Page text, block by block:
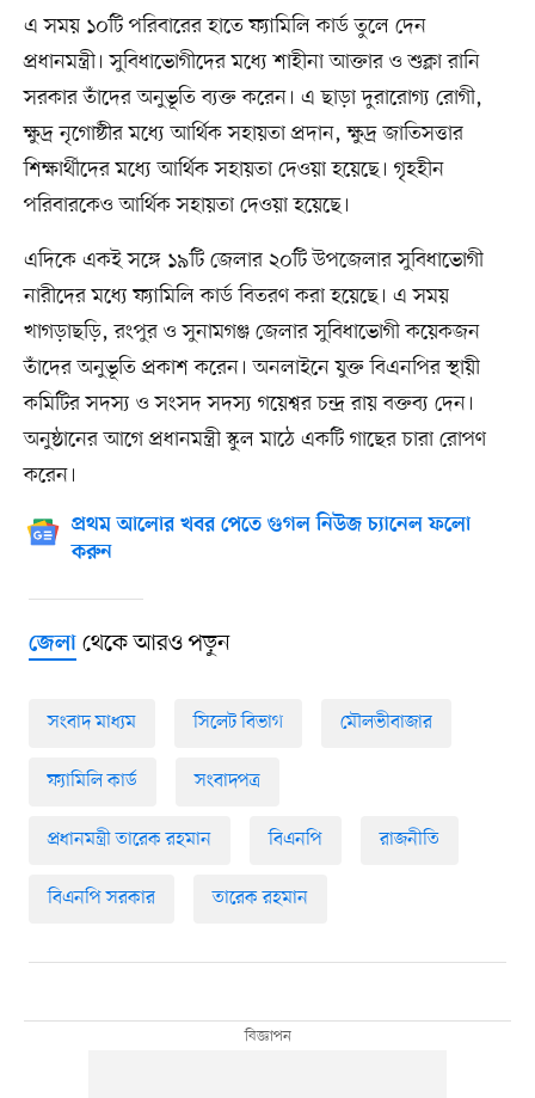
এ সময় ১০টি পরিবারের হাতে ফ্যামিলি কার্ড তুলে দেন
প্রধানমন্ত্রী। সুবিধাভোগীদের মধ্যে শাহীনা আক্তার ও শুক্লা রানি
সরকার তাঁদের অনুভূতি ব্যক্ত করেন। এ ছাড়া দুরারোগ্য রোগী,
ক্ষুদ্র নৃগোষ্ঠীর মধ্যে আর্থিক সহায়তা প্রদান, ক্ষুদ্র জাতিসত্তার
শিক্ষার্থীদের মধ্যে আর্থিক সহায়তা দেওয়া হয়েছে। গৃহহীন
পরিবারকেও আর্থিক সহায়তা দেওয়া হয়েছে।
এদিকে একই সঙ্গে ১৯টি জেলার ২০টি উপজেলার সুবিধাভোগী
নারীদের মধ্যে ফ্যামিলি কার্ড বিতরণ করা হয়েছে। এ সময়
খাগড়াছড়ি, রংপুর ও সুনামগঞ্জ জেলার সুবিধাভোগী কয়েকজন
তাঁদের অনুভূতি প্রকাশ করেন। অনলাইনে যুক্ত বিএনপির স্থায়ী
কমিটির সদস্য ও সংসদ সদস্য গয়েশ্বর চন্দ্র রায় বক্তব্য দেন।
অনুষ্ঠানের আগে প্রধানমন্ত্রী স্কুল মাঠে একটি গাছের চারা রোপণ
করেন।
প্রথম আলোর খবর পেতে গুগল নিউজ চ্যানেল ফলো
করুন
জেলাথেকে আরও পড়ুন
সংবাদ মাধ্যম সিলেট বিভাগ মৌলভীবাজার
ফ্যামিলি কার্ড সংবাদপত্র
প্রধানমন্ত্রী তারেক রহমান বিএনপি রাজনীতি
বিএনপি সরকার তারেক রহমান